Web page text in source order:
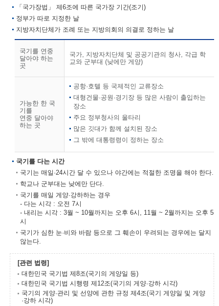
「국가장법」 제6조에 따른 국가장 기간(조기)
정부가 따로 지정한 날
지방자치단체가 조례 또는 지방의회의 의결로 정하는 날
국기를 연중
달아야 하는
곳
국가, 지방자치단체 및 공공기관의 청사, 각급 학
교와 군부대 (낮에만 게양)
가능한 한 국
기를
연중 달아야
하는 곳
공항·호텔 등 국제적인 교류장소
대형건물·공원·경기장 등 많은 사람이 출입하는
장소
주요 정부청사의 울타리
많은 깃대가 함께 설치된 장소
그 밖에 대통령령이 정하는 장소
국기를 다는 시간
국기는 매일·24시간 달 수 있으나 야간에는 적절한 조명을 해야 한다.
학교나 군부대는 낮에만 단다.
국기를 매일 게양·강하하는 경우
- 다는 시각 : 오전 7시
- 내리는 시각 : 3월 ~ 10월까지는 오후 6시, 11월 ~ 2월까지는 오후 5
시
국기가 심한 눈·비와 바람 등으로 그 훼손이 우려되는 경우에는 달지
않는다.
[관련 법령]
대한민국 국기법 제8조(국기의 게양일 등)
대한민국 국기법 시행령 제12조(국기의 게양·강하 시각)
국기의 게양·관리 및 선양에 관한 규정 제4조(국기 게양일 및 게양
·강하 시각)